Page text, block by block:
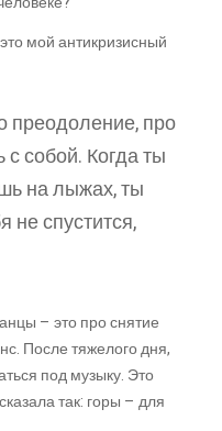
мой антикризисный
преодоление, про
с собой. Когда ты
на лыжах, ты
не спустится,
– это про снятие
После тяжелого дня,
под музыку. Это
так: горы – для